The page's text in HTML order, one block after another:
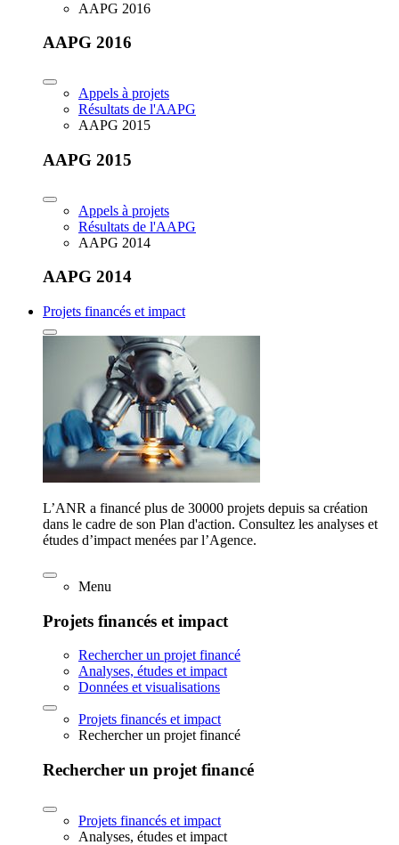
AAPG 2016
AAPG 2016
Appels à projets
Résultats de l'AAPG
AAPG 2015
AAPG 2015
Appels à projets
Résultats de l'AAPG
AAPG 2014
AAPG 2014
Projets financés et impact
L’ANR a financé plus de 30000 projets depuis sa création
dans le cadre de son Plan d'action. Consultez les analyses et
études d’impact menées par l’Agence.
Menu
Projets financés et impact
Rechercher un projet financé
Analyses, études et impact
Données et visualisations
Projets financés et impact
Rechercher un projet financé
Rechercher un projet financé
Projets financés et impact
Analyses, études et impact